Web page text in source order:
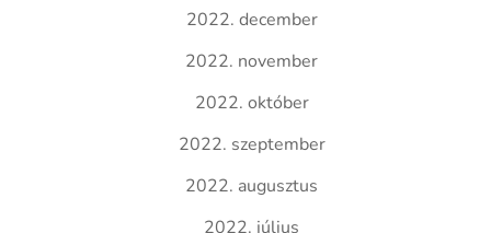
2022. december
2022. november
2022. október
2022. szeptember
2022. augusztus
2022. július